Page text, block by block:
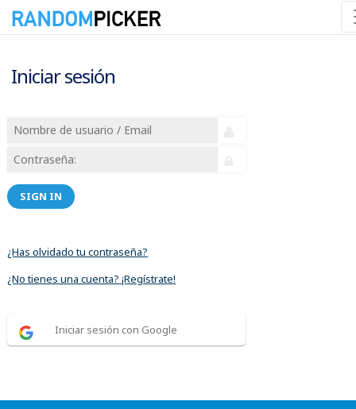
Iniciar sesión
SIGN IN
¿Has olvidado tu contraseña?
¿No tienes una cuenta? ¡Regístrate!
Iniciar sesión con Google